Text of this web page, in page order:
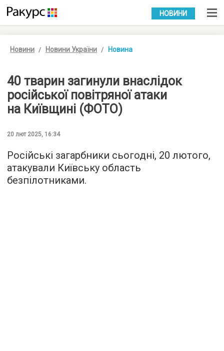
УКР РУС
НОВИНИ
Новини Новини України Новина
40 тварин загинули внаслідок
російської повітряної атаки
на Київщині (ФОТО)
20 лют 2025, 16:34
Російські загарбники сьогодні, 20 лютого,
атакували Київську область
безпілотниками.